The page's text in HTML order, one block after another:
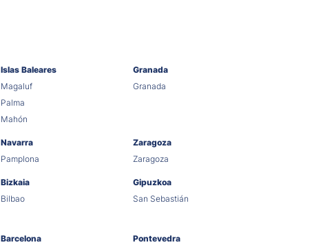
Islas Baleares
Magaluf
Palma
Mahón
Granada
Granada
Navarra
Pamplona
Zaragoza
Zaragoza
Bizkaia
Bilbao
Gipuzkoa
San Sebastián
Barcelona
Pontevedra